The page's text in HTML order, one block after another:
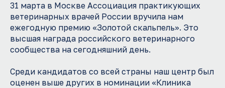
31 марта в Москве Ассоциация практикующих
ветеринарных врачей России вручила нам
ежегодную премию «Золотой скальпель». Это
высшая награда российского ветеринарного
сообщества на сегодняшний день.
Среди кандидатов со всей страны наш центр был
оценен выше других в номинации «Клиника